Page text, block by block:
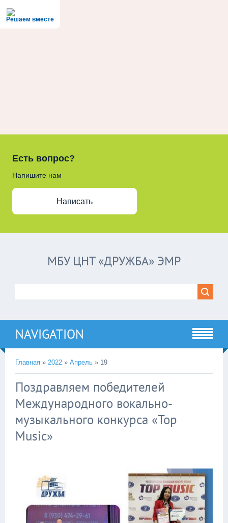
Решаем вместе
Есть вопрос?
Напишите нам
Написать
МБУ ЦНТ «ДРУЖБА» ЭМР
NAVIGATION
Главная » 2022 » Апрель » 19
Поздравляем победителей
Международного вокально-
музыкального конкурса «Top
Music»